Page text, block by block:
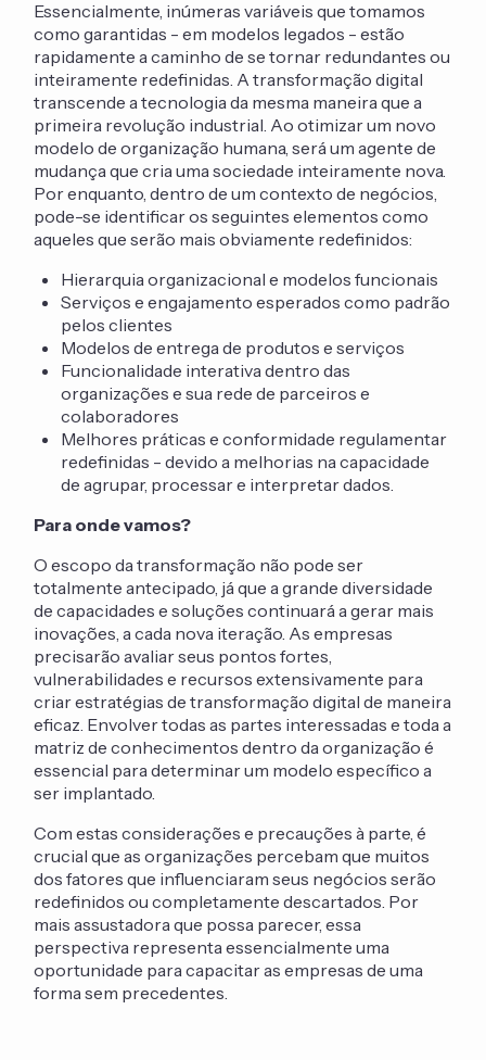
Essencialmente, inúmeras variáveis que tomamos
como garantidas - em modelos legados - estão
rapidamente a caminho de se tornar redundantes ou
inteiramente redefinidas. A transformação digital
transcende a tecnologia da mesma maneira que a
primeira revolução industrial. Ao otimizar um novo
modelo de organização humana, será um agente de
mudança que cria uma sociedade inteiramente nova.
Por enquanto, dentro de um contexto de negócios,
pode-se identificar os seguintes elementos como
aqueles que serão mais obviamente redefinidos:
Hierarquia organizacional e modelos funcionais
Serviços e engajamento esperados como padrão
pelos clientes
Modelos de entrega de produtos e serviços
Funcionalidade interativa dentro das
organizações e sua rede de parceiros e
colaboradores
Melhores práticas e conformidade regulamentar
redefinidas - devido a melhorias na capacidade
de agrupar, processar e interpretar dados.
Para onde vamos?
O escopo da transformação não pode ser
totalmente antecipado, já que a grande diversidade
de capacidades e soluções continuará a gerar mais
inovações, a cada nova iteração. As empresas
precisarão avaliar seus pontos fortes,
vulnerabilidades e recursos extensivamente para
criar estratégias de transformação digital de maneira
eficaz. Envolver todas as partes interessadas e toda a
matriz de conhecimentos dentro da organização é
essencial para determinar um modelo específico a
ser implantado.
Com estas considerações e precauções à parte, é
crucial que as organizações percebam que muitos
dos fatores que influenciaram seus negócios serão
redefinidos ou completamente descartados. Por
mais assustadora que possa parecer, essa
perspectiva representa essencialmente uma
oportunidade para capacitar as empresas de uma
forma sem precedentes.